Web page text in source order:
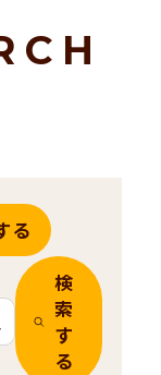
る
検
索
す
る